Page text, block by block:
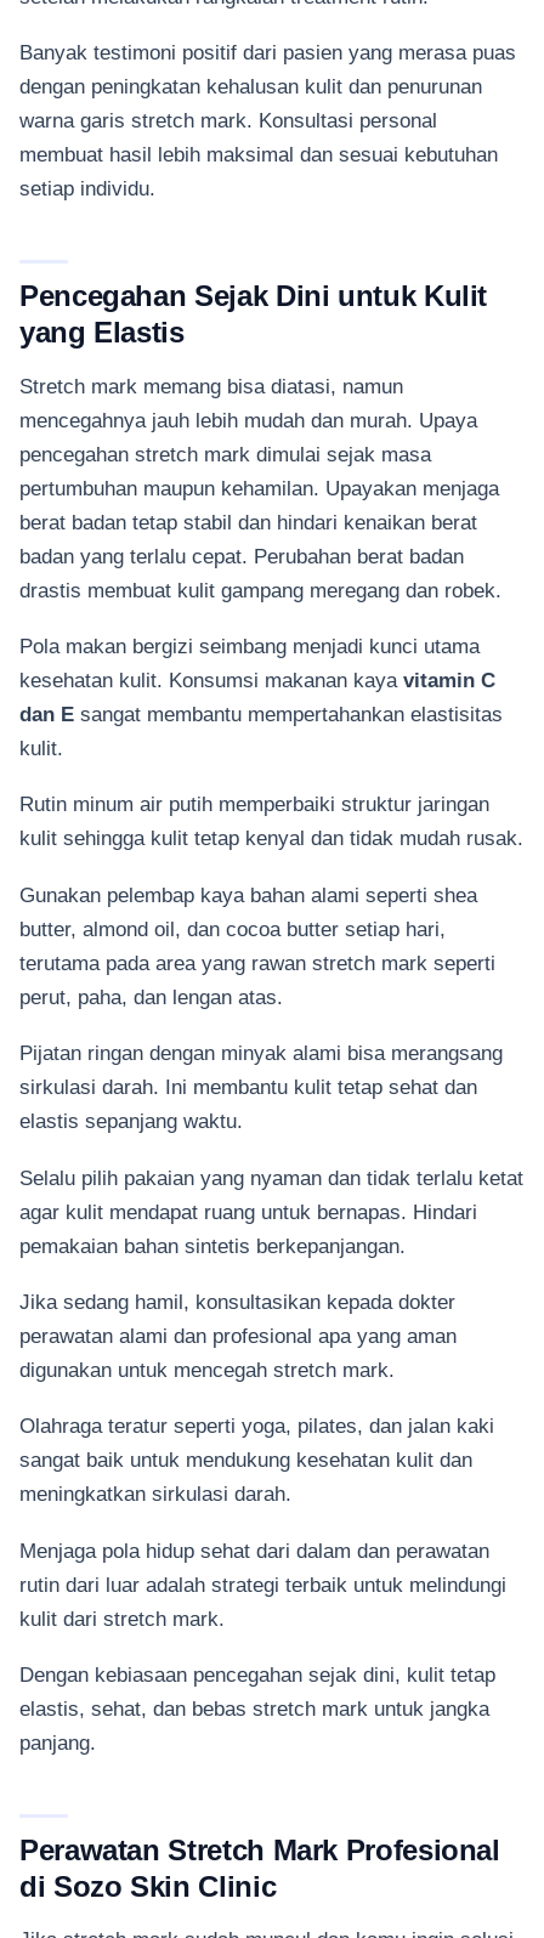
Banyak testimoni positif dari pasien yang merasa puas
dengan peningkatan kehalusan kulit dan penurunan
warna garis stretch mark. Konsultasi personal
membuat hasil lebih maksimal dan sesuai kebutuhan
setiap individu.
Pencegahan Sejak Dini untuk Kulit
yang Elastis
Stretch mark memang bisa diatasi, namun
mencegahnya jauh lebih mudah dan murah. Upaya
pencegahan stretch mark dimulai sejak masa
pertumbuhan maupun kehamilan. Upayakan menjaga
berat badan tetap stabil dan hindari kenaikan berat
badan yang terlalu cepat. Perubahan berat badan
drastis membuat kulit gampang meregang dan robek.
Pola makan bergizi seimbang menjadi kunci utama
kesehatan kulit. Konsumsi makanan kaya vitamin C
dan E sangat membantu mempertahankan elastisitas
kulit.
Rutin minum air putih memperbaiki struktur jaringan
kulit sehingga kulit tetap kenyal dan tidak mudah rusak.
Gunakan pelembap kaya bahan alami seperti shea
butter, almond oil, dan cocoa butter setiap hari,
terutama pada area yang rawan stretch mark seperti
perut, paha, dan lengan atas.
Pijatan ringan dengan minyak alami bisa merangsang
sirkulasi darah. Ini membantu kulit tetap sehat dan
elastis sepanjang waktu.
Selalu pilih pakaian yang nyaman dan tidak terlalu ketat
agar kulit mendapat ruang untuk bernapas. Hindari
pemakaian bahan sintetis berkepanjangan.
Jika sedang hamil, konsultasikan kepada dokter
perawatan alami dan profesional apa yang aman
digunakan untuk mencegah stretch mark.
Olahraga teratur seperti yoga, pilates, dan jalan kaki
sangat baik untuk mendukung kesehatan kulit dan
meningkatkan sirkulasi darah.
Menjaga pola hidup sehat dari dalam dan perawatan
rutin dari luar adalah strategi terbaik untuk melindungi
kulit dari stretch mark.
Dengan kebiasaan pencegahan sejak dini, kulit tetap
elastis, sehat, dan bebas stretch mark untuk jangka
panjang.
Perawatan Stretch Mark Profesional
di Sozo Skin Clinic